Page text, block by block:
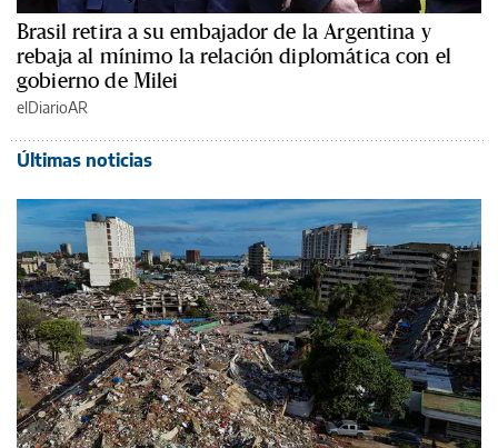
Brasil retira a su embajador de la Argentina y
rebaja al mínimo la relación diplomática con el
gobierno de Milei
elDiarioAR
Últimas noticias